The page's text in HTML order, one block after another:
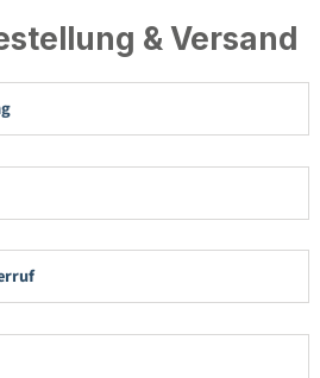
& Versand